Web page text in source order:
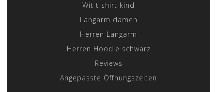
Wit t shirt kind
Langarm damen
Herren Langarm
Herren Hoodie schwarz
Reviews
Angepasste Öffnungszeiten